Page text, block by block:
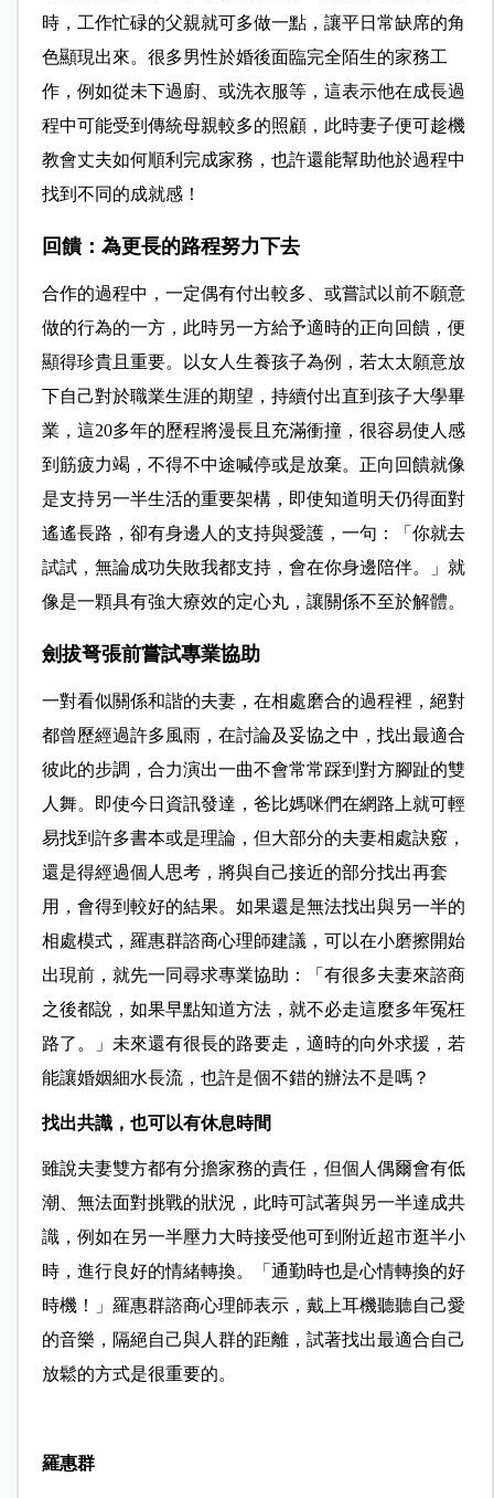
時，工作忙碌的父親就可多做一點，讓平日常缺席的角
色顯現出來。很多男性於婚後面臨完全陌生的家務工
作，例如從未下過廚、或洗衣服等，這表示他在成長過
程中可能受到傳統母親較多的照顧，此時妻子便可趁機
教會丈夫如何順利完成家務，也許還能幫助他於過程中
找到不同的成就感！
回饋：為更長的路程努力下去
合作的過程中，一定偶有付出較多、或嘗試以前不願意
做的行為的一方，此時另一方給予適時的正向回饋，便
顯得珍貴且重要。以女人生養孩子為例，若太太願意放
下自己對於職業生涯的期望，持續付出直到孩子大學畢
業，這20多年的歷程將漫長且充滿衝撞，很容易使人感
到筋疲力竭，不得不中途喊停或是放棄。正向回饋就像
是支持另一半生活的重要架構，即使知道明天仍得面對
遙遙長路，卻有身邊人的支持與愛護，一句：「你就去
試試，無論成功失敗我都支持，會在你身邊陪伴。」就
像是一顆具有強大療效的定心丸，讓關係不至於解體。
劍拔弩張前嘗試專業協助
一對看似關係和諧的夫妻，在相處磨合的過程裡，絕對
都曾歷經過許多風雨，在討論及妥協之中，找出最適合
彼此的步調，合力演出一曲不會常常踩到對方腳趾的雙
人舞。即使今日資訊發達，爸比媽咪們在網路上就可輕
易找到許多書本或是理論，但大部分的夫妻相處訣竅，
還是得經過個人思考，將與自己接近的部分找出再套
用，會得到較好的結果。如果還是無法找出與另一半的
相處模式，羅惠群諮商心理師建議，可以在小磨擦開始
出現前，就先一同尋求專業協助：「有很多夫妻來諮商
之後都說，如果早點知道方法，就不必走這麼多年冤枉
路了。」未來還有很長的路要走，適時的向外求援，若
能讓婚姻細水長流，也許是個不錯的辦法不是嗎？
找出共識，也可以有休息時間
雖說夫妻雙方都有分擔家務的責任，但個人偶爾會有低
潮、無法面對挑戰的狀況，此時可試著與另一半達成共
識，例如在另一半壓力大時接受他可到附近超市逛半小
時，進行良好的情緒轉換。「通勤時也是心情轉換的好
時機！」羅惠群諮商心理師表示，戴上耳機聽聽自己愛
的音樂，隔絕自己與人群的距離，試著找出最適合自己
放鬆的方式是很重要的。
羅惠群